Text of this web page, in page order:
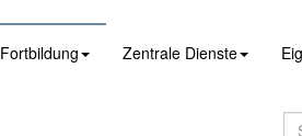
Fortbildung Zentrale Dienste